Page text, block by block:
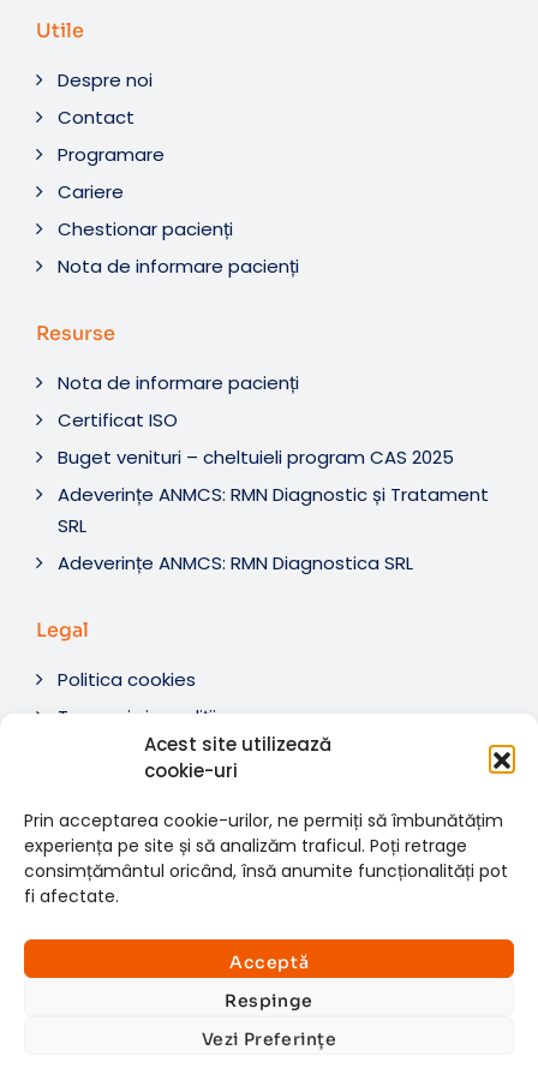
Acest site utilizează
cookie-uri
Prin acceptarea cookie-urilor, ne permiți să îmbunătățim
experiența pe site și să analizăm traficul. Poți retrage
consimțământul oricând, însă anumite funcționalități pot
fi afectate.
Acceptă
Respinge
Vezi Preferințe
Utile
Despre noi
Contact
Programare
Cariere
Chestionar pacienți
Nota de informare pacienți
Resurse
Nota de informare pacienți
Certificat ISO
Buget venituri – cheltuieli program CAS 2025
Adeverințe ANMCS: RMN Diagnostic și Tratament
SRL
Adeverințe ANMCS: RMN Diagnostica SRL
Legal
Politica cookies
Termeni si condiții
Soluționare litigii
rezervate.
Website dezvoltat de:www.t-web.ro
×
Consultații si investigații
Află detalii